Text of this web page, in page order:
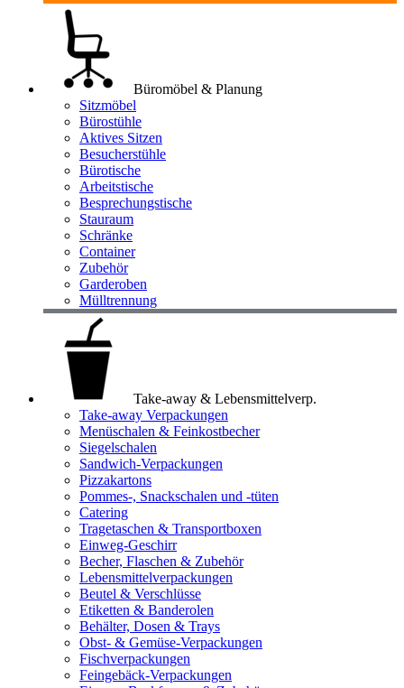
Büromöbel & Planung
Sitzmöbel
Bürostühle
Aktives Sitzen
Besucherstühle
Bürotische
Arbeitstische
Besprechungstische
Stauraum
Schränke
Container
Zubehör
Garderoben
Mülltrennung
Take-away & Lebensmittelverp.
Take-away Verpackungen
Menüschalen & Feinkostbecher
Siegelschalen
Sandwich-Verpackungen
Pizzakartons
Pommes-, Snackschalen und -tüten
Catering
Tragetaschen & Transportboxen
Einweg-Geschirr
Becher, Flaschen & Zubehör
Lebensmittelverpackungen
Beutel & Verschlüsse
Etiketten & Banderolen
Behälter, Dosen & Trays
Obst- & Gemüse-Verpackungen
Fischverpackungen
Feingebäck-Verpackungen